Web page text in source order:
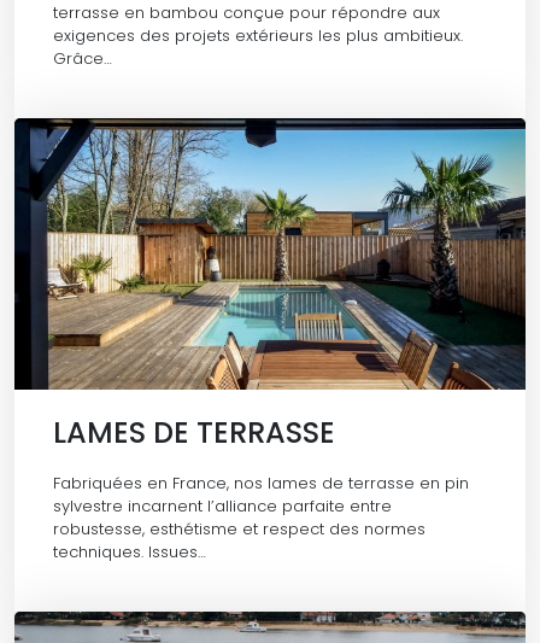
terrasse en bambou conçue pour répondre aux
exigences des projets extérieurs les plus ambitieux.
Grâce…
LAMES DE TERRASSE
Fabriquées en France, nos lames de terrasse en pin
sylvestre incarnent l’alliance parfaite entre
robustesse, esthétisme et respect des normes
techniques. Issues…